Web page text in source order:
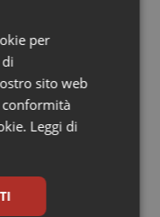
Ulcerosa
2026: nuovi
e autonomia
guidare team
studio
concrete e
per
sito web
Leggi di